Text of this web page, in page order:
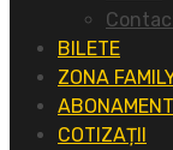
BILETE
ZONA
COTIZAȚII